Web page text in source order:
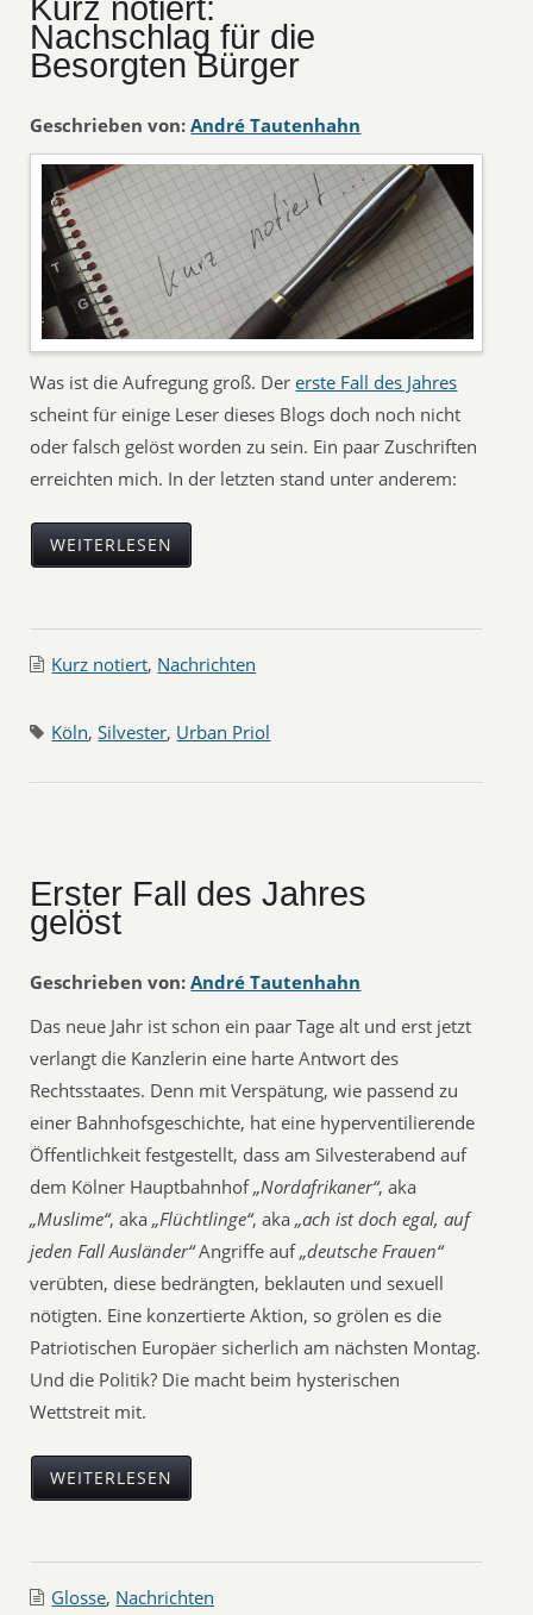
Kurz notiert:
Nachschlag für die
Besorgten Bürger
Geschrieben von: André Tautenhahn
Was ist die Aufregung groß. Dererste Fall des Jahres
scheint für einige Leser dieses Blogs doch noch nicht
oder falsch gelöst worden zu sein. Ein paar Zuschriften
erreichten mich. In der letzten stand unter anderem:
WEITERLESEN
Kurz notiert, Nachrichten
Köln,Silvester, Urban Priol
Erster Fall des Jahres
gelöst
Geschrieben von: André Tautenhahn
Das neue Jahr ist schon ein paar Tage alt und erst jetzt
verlangt die Kanzlerin eine harte Antwort des
Rechtsstaates. Denn mit Verspätung, wie passend zu
einer Bahnhofsgeschichte, hat eine hyperventilierende
Öffentlichkeit festgestellt, dass am Silvesterabend auf
dem Kölner Hauptbahnhof„Nordafrikaner“, aka
„Muslime“, aka„Flüchtlinge“, aka„ach ist doch egal, auf
jeden Fall Ausländer“Angriffe auf„deutsche Frauen“
verübten, diese bedrängten, beklauten und sexuell
nötigten. Eine konzertierte Aktion, so grölen es die
Patriotischen Europäer sicherlich am nächsten Montag.
Und die Politik? Die macht beim hysterischen
Wettstreit mit.
WEITERLESEN
Glosse, Nachrichten